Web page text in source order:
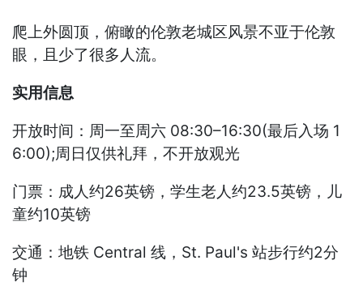
爬上外圆顶，俯瞰的伦敦老城区风景不亚于伦敦
眼，且少了很多人流。
实用信息
开放时间：周一至周六 08:30–16:30(最后入场 1
6:00);周日仅供礼拜，不开放观光
门票：成人约26英镑，学生老人约23.5英镑，儿
童约10英镑
交通：地铁 Central 线，St. Paul's 站步行约2分
钟